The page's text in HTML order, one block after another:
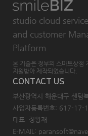
studio cloud service
and customer
Platform
본 기술은 정부의 스마트상점
지원받아 제작되었습니다.
CONTACT US
부산광역시 해운대구 센텀
사업자등록번호: 617-17-
대표: 정왕재
E-MAIL: